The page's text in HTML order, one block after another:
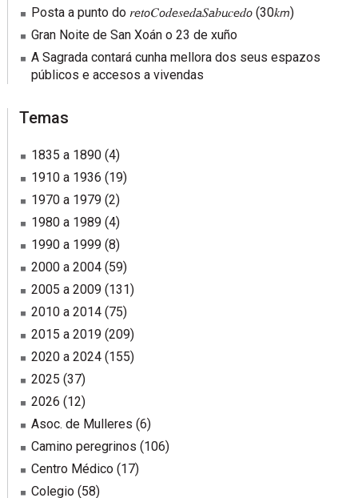
Posta a punto do 𝑟𝘦𝑡𝘰𝐶𝘰𝑑𝘦𝑠𝘦𝑑𝘢𝑆𝘢𝑏𝘶𝑐𝘦𝑑𝘰 (30𝑘𝘮)
Gran Noite de San Xoán o 23 de xuño
A Sagrada contará cunha mellora dos seus espazos
públicos e accesos a vivendas
Temas
1835 a 1890(4)
1910 a 1936 (19)
1970 a 1979(2)
1980 a 1989(4)
1990 a 1999(8)
2000 a 2004(59)
2005 a 2009(131)
2010 a 2014(75)
2015 a 2019(209)
2020 a 2024(155)
2025 (37)
2026 (12)
Asoc. de Mulleres (6)
Camino peregrinos (106)
Centro Médico(17)
Colegio(58)